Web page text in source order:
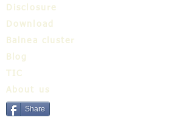
Disclosure
Download
Balnea cluster
Blog
TIC
About us
Share